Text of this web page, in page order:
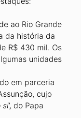
ao Rio Grande
da história da
R$ 430 mil. Os
unidades
em parceria
cujo
si’, do Papa